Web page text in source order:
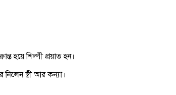
হয়ে শিল্পী প্রয়াত হন।
স্ত্রী আর কন্যা।